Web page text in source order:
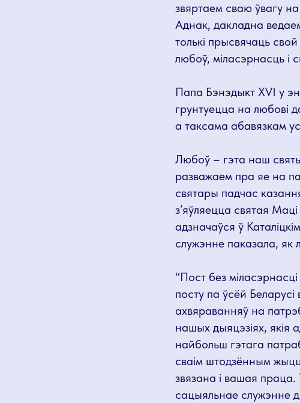
звяртаем сваю ўвагу
Аднак, дакладна
толькі прысвячаць
любоў, міласэрнасць і
Папа Бэнэдыкт ХVІ у
грунтуецца на любові
а таксама абавязкам
Любоў – гэта наш
разважаем пра яе на
святары падчас
з’яўляецца святая
адзначаўся ў
служэнне паказала, як
“Пост без
посту па ўсёй
ахвяраванняў на
нашых дыяцэзіях, якія
найбольш гэтага
сваім штодзённым
звязана і вашая
сацыяльнае служэнне